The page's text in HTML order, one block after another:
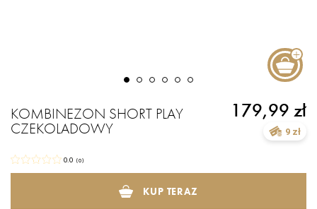
KOMBINEZON SHORT PLAY
CZEKOLADOWY
179,99 zł
9 zł
0.0 (0)
KUP TERAZ